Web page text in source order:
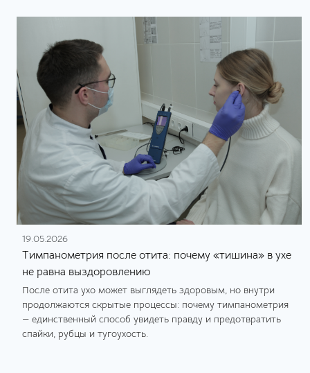
19.05.2026
Тимпанометрия после отита: почему «тишина» в ухе
не равна выздоровлению
После отита ухо может выглядеть здоровым, но внутри
продолжаются скрытые процессы: почему тимпанометрия
— единственный способ увидеть правду и предотвратить
спайки, рубцы и тугоухость.